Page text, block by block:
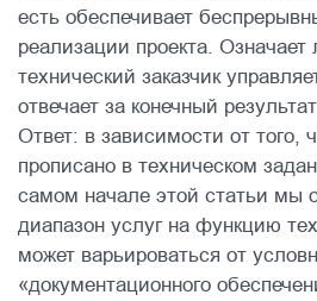
есть обеспечивает
реализации проекта. Означает
технический заказчик
отвечает за конечный
Ответ: в зависимости от того,
прописано в техническом
самом начале этой статьи мы
диапазон услуг на функцию
может варьироваться от
«документационного